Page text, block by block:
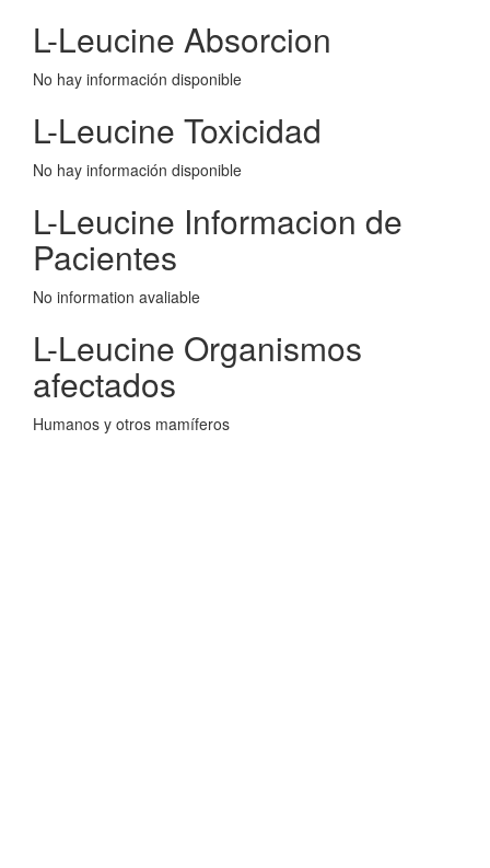
L-Leucine Absorcion
No hay información disponible
L-Leucine Toxicidad
No hay información disponible
L-Leucine Informacion de
Pacientes
No information avaliable
L-Leucine Organismos
afectados
Humanos y otros mamíferos